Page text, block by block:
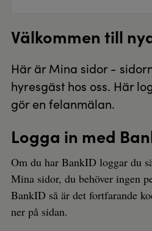
Välkommen till
Här är Mina sidor -
hyresgäst hos oss. Här
gör en felanmälan.
Logga in med
Om du har BankID loggar du
Mina sidor, du behöver ingen
BankID så är det fortfarande
ner på sidan.